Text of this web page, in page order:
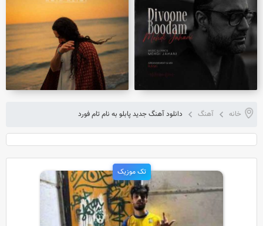
خانه آهنگ دانلود آهنگ جدید پابلو به نام تام فورد
تک موزیک